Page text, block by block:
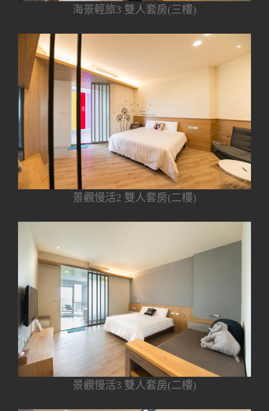
海景輕旅3 雙人套房(三樓)
景觀慢活2 雙人套房(二樓)
景觀慢活3 雙人套房(二樓)